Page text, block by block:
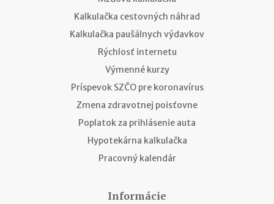
Kalkulačka cestovných náhrad
Kalkulačka paušálnych výdavkov
Rýchlosť internetu
Výmenné kurzy
Príspevok SZČO pre koronavírus
Zmena zdravotnej poisťovne
Poplatok za prihlásenie auta
Hypotekárna kalkulačka
Pracovný kalendár
Informácie